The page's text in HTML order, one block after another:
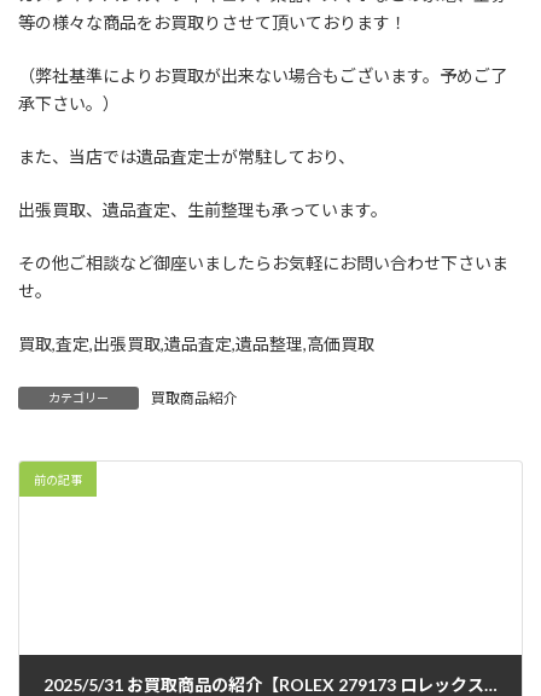
等の様々な商品をお買取りさせて頂いております！
（弊社基準によりお買取が出来ない場合もございます。予めご了
承下さい。）
また、当店では遺品査定士が常駐しており、
出張買取、遺品査定、生前整理も承っています。
その他ご相談など御座いましたらお気軽にお問い合わせ下さいま
せ。
買取,査定,出張買取,遺品査定,遺品整理,高価買取
カテゴリー 買取商品紹介
前の記事
2025/5/31 お買取商品の紹介【ROLEX 279173 ロレックス デイトジャスト スターダイヤ】